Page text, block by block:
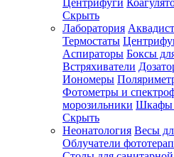
Центрифуги
Скрыть
Лаборатория
Термостаты
Аспираторы Боксы
Встряхиватели
Иономеры
Фотометры и
морозильники Шкафы
Скрыть
Неонатология Весы
Облучатели